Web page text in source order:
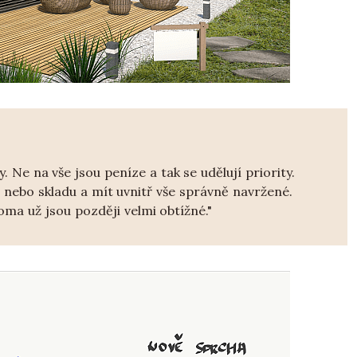
Ne na vše jsou peníze a tak se udělují priority.
skladu a mít uvnitř vše správně navržené.
už jsou později velmi obtížné."